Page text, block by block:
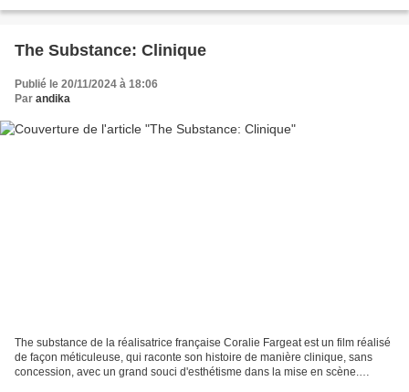
The Substance: Clinique
Publié le 20/11/2024 à 18:06
Par andika
The substance de la réalisatrice française Coralie Fargeat est un film réalisé
de façon méticuleuse, qui raconte son histoire de manière clinique, sans
concession, avec un grand souci d'esthétisme dans la mise en scène.